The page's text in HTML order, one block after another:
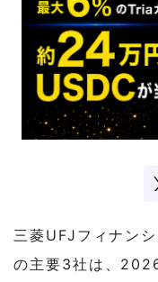
三菱UFJフィナン
の主要3社は、